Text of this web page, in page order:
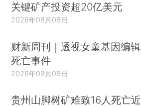
关键矿产投资超20亿美元
2026年08月08日
财新周刊｜透视女童基因编辑
死亡事件
2026年08月08日
贵州山脚树矿难致16人死亡近